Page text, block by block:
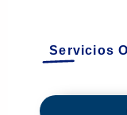
Servicios